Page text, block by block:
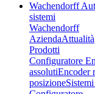
Wachendorff
sistemi
Wachendorff
AziendaAttualità
Prodotti
Configuratore
assolutiEncoder
posizione